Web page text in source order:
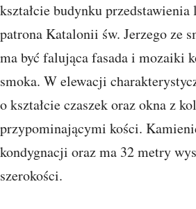
kształcie budynku
patrona Katalonii św. Jerzego ze
ma być falująca fasada i mozaiki
smoka. W elewacji
o kształcie czaszek oraz okna z
przypominającymi kości.
kondygnacji oraz ma 32 metry
szerokości.